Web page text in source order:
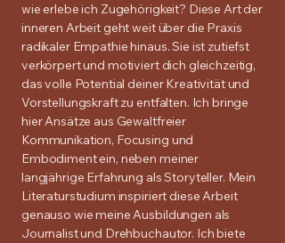
wie erlebe ich Zugehörigkeit? Diese Art der
inneren Arbeit geht weit über die Praxis
radikaler Empathie hinaus. Sie ist zutiefst
verkörpert und motiviert dich gleichzeitig,
das volle Potential deiner Kreativität und
Vorstellungskraft zu entfalten. Ich bringe
hier Ansätze aus Gewaltfreier
Kommunikation, Focusing und
Embodiment ein, neben meiner
langjährige Erfahrung als Storyteller. Mein
Literaturstudium inspiriert diese Arbeit
genauso wie meine Ausbildungen als
Journalist und Drehbuchautor. Ich biete